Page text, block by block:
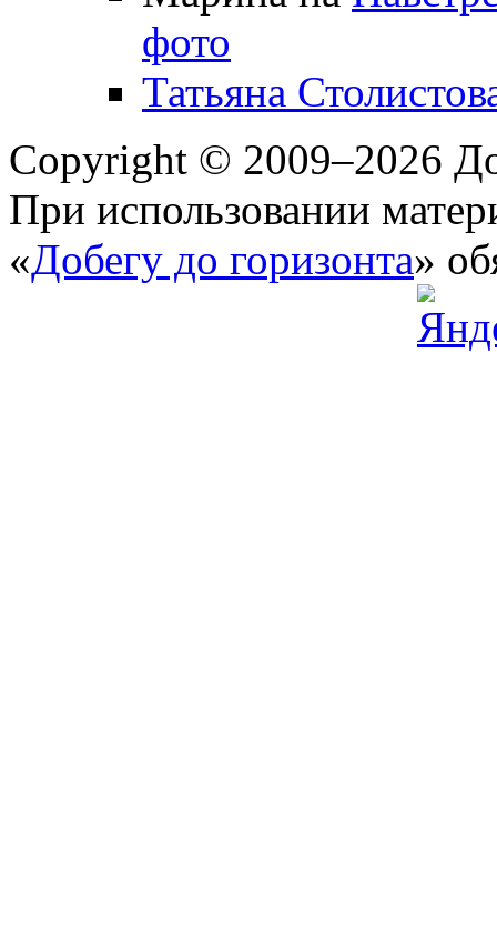
фото
Татьяна
Copyright © 2009–2026
При использовании
«Добегу до горизонта»